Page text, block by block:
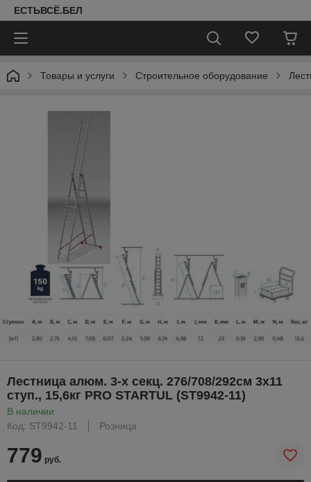
ЕСТЬВСЁ.БЕЛ
Товары и услуги Строительное оборудование
Лестница алюм. 3-х секц. 276/708/292см 3х11
ступ., 15,6кг PRO STARTUL (ST9942-11)
В наличии
Код: ST9942-11
Розница
779 руб.